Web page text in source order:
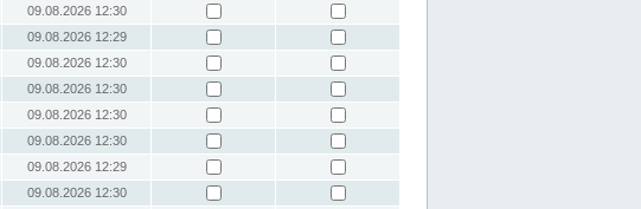
09.08.2026 12:30
09.08.2026 12:29
09.08.2026 12:30
09.08.2026 12:30
09.08.2026 12:30
09.08.2026 12:30
09.08.2026 12:29
09.08.2026 12:30